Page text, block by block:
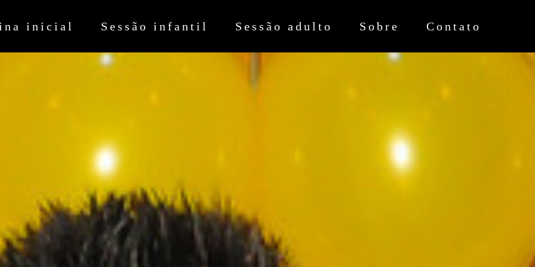
inicial Sessão infantil Sessão adulto Sobre Contato